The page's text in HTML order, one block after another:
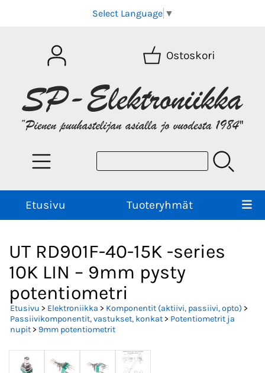
Select Language ▼
Ostoskori
Etusivu Tuoteryhmät
UT RD901F-40-15K -series
10K LIN – 9mm pysty
potentiometri
Etusivu > Elektroniikka > Komponentit (aktiivi, passiivi, opto) >
Passiivikomponentit, vastukset, konkat> Potentiometrit ja
nupit> 9mm potentiometrit